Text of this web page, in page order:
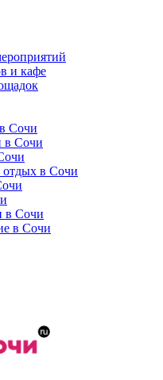
и кафе
Сочи
в Сочи
в Сочи
в Сочи
в Сочи